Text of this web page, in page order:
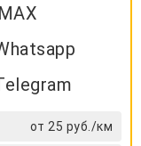
MAX
от 25 руб./км